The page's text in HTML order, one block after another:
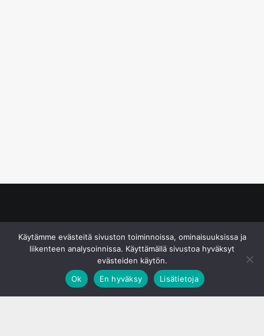
Käytämme evästeitä sivuston toiminnoissa, ominaisuuksissa ja
liikenteen analysoinnissa. Käyttämällä sivustoa hyväksyt
evästeiden käytön.
Ok
En hyväksy Lisätietoja